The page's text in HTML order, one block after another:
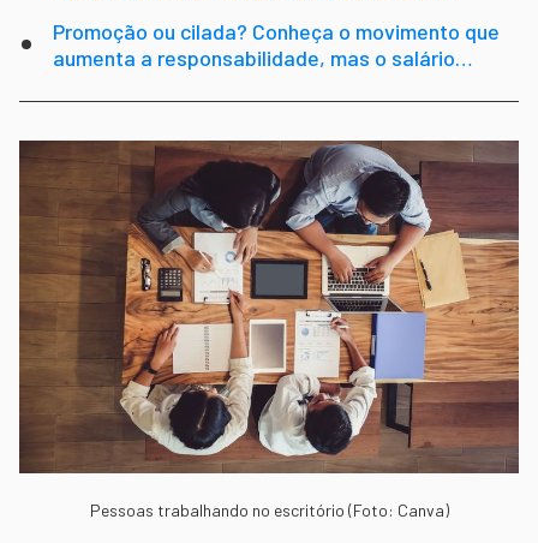
Promoção ou cilada? Conheça o movimento que
aumenta a responsabilidade, mas o salário
Pessoas trabalhando no escritório (Foto: Canva)